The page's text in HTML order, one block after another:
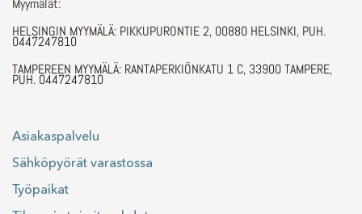
Myymälät:
HELSINGIN MYYMÄLÄ: PIKKUPURONTIE 2, 00880 HELSINKI, PUH.
0447247810
TAMPEREEN MYYMÄLÄ: RANTAPERKIÖNKATU 1 C, 33900 TAMPERE,
PUH. 0447247810
Asiakaspalvelu
Sähköpyörät varastossa
Työpaikat